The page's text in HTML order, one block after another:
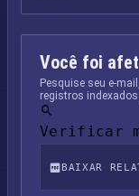
Você foi
Pesquise seu e-
registros indexados
Verificar
BAIXAR